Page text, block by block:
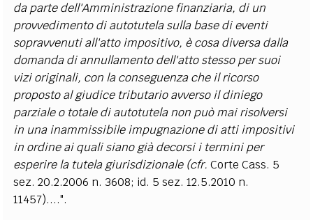
da parte dell'Amministrazione finanziaria, di un
provvedimento di autotutela sulla base di eventi
sopravvenuti all'atto impositivo, è cosa diversa dalla
domanda di annullamento dell'atto stesso per suoi
vizi originali, con la conseguenza che il ricorso
proposto al giudice tributario avverso il diniego
parziale o totale di autotutela non può mai risolversi
in una inammissibile impugnazione di atti impositivi
in ordine ai quali siano già decorsi i termini per
esperire la tutela giurisdizionale (cfr.Corte Cass. 5
sez. 20.2.2006 n. 3608; id. 5 sez. 12.5.2010 n.
11457)....".